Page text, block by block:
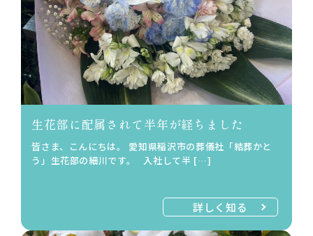
生花部に配属されて半年が経ちました
皆さま、こんにちは。 愛知県稲沢市の葬儀社「結葬かと
う」生花部の細川です。 入社して半 […]
詳しく知る